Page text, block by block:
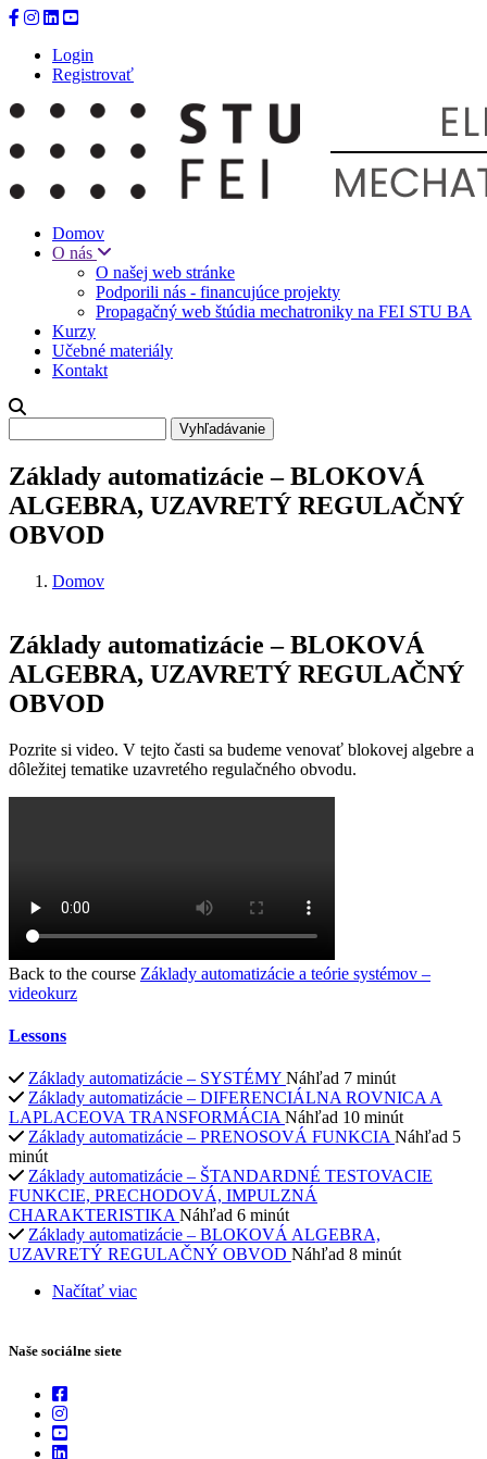
Skočiť
hlavný
obsah
Login
Registrovať
Domov
O nás
O našej web stránke
Podporili nás - financujúce projekty
Propagačný web štúdia mechatroniky na FEI STU BA
Kurzy
Učebné materiály
Kontakt
Základy automatizácie – BLOKOVÁ
ALGEBRA, UZAVRETÝ REGULAČNÝ
OBVOD
Domov
Základy automatizácie – BLOKOVÁ
ALGEBRA, UZAVRETÝ REGULAČNÝ
OBVOD
Pozrite si video. V tejto časti sa budeme venovať blokovej algebre a
dôležitej tematike uzavretého regulačného obvodu.
Back to the course Základy automatizácie a teórie systémov –
videokurz
Lessons
Základy automatizácie – SYSTÉMY Náhľad 7 minút
Základy automatizácie – DIFERENCIÁLNA ROVNICA A
LAPLACEOVA TRANSFORMÁCIA Náhľad 10 minút
Základy automatizácie – PRENOSOVÁ FUNKCIA Náhľad 5
minút
Základy automatizácie – ŠTANDARDNÉ TESTOVACIE
FUNKCIE, PRECHODOVÁ, IMPULZNÁ
CHARAKTERISTIKA Náhľad 6 minút
Základy automatizácie – BLOKOVÁ ALGEBRA,
UZAVRETÝ REGULAČNÝ OBVOD Náhľad 8 minút
Načítať viac
Naše sociálne siete